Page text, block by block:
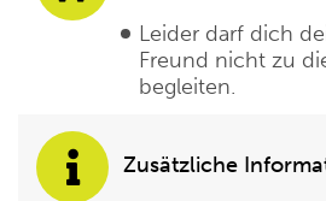
Leider darf dich
Freund nicht zu
begleiten.
Zusätzliche